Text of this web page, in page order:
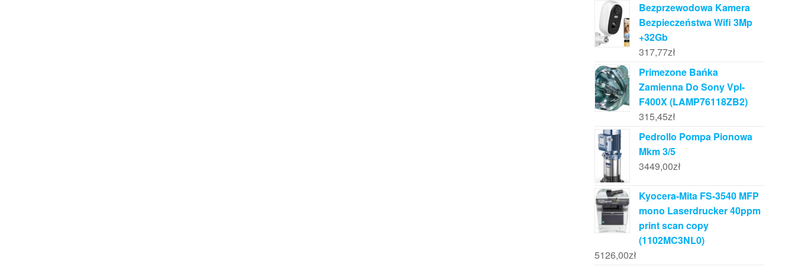
Bezprzewodowa Kamera
Bezpieczeństwa Wifi 3Mp
+32Gb
317,77zł
Primezone Bańka
Zamienna Do Sony Vpl-
F400X (LAMP76118ZB2)
315,45zł
Pedrollo Pompa Pionowa
Mkm 3/5
3449,00zł
Kyocera-Mita FS-3540 MFP
mono Laserdrucker 40ppm
print scan copy
(1102MC3NL0)
5126,00zł